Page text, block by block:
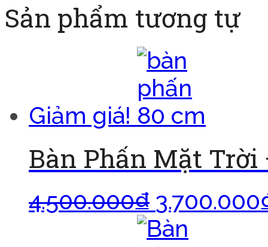
Sản phẩm tương tự
Giảm giá!
Bàn Phấn Mặt Trời
4.500.000₫ 3.700.000